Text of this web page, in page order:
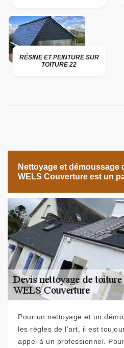
RÉSINE ET PEINTURE SUR
TOITURE 22
Nettoyage et démoussage
WELS Couverture est un
Pour un nettoyage et un
les règles de l’art, il est
appel à un professionnel.